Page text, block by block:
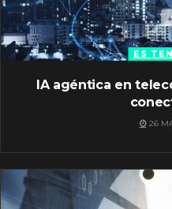
ES
IA agéntica en
26